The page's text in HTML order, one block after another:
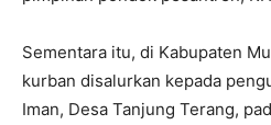
Sementara itu, di Kabupaten
kurban disalurkan kepada
Iman, Desa Tanjung Terang,